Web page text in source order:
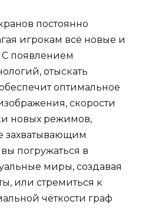
постоянно
игрокам всё новые и
появлением
отыскать
оптимальное
скорости
новых режимов,
захватывающим
погружаться в
миры, создавая
или стремиться к
чёткости граф